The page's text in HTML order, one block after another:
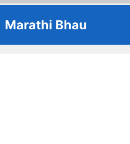
toMarathi Bhau